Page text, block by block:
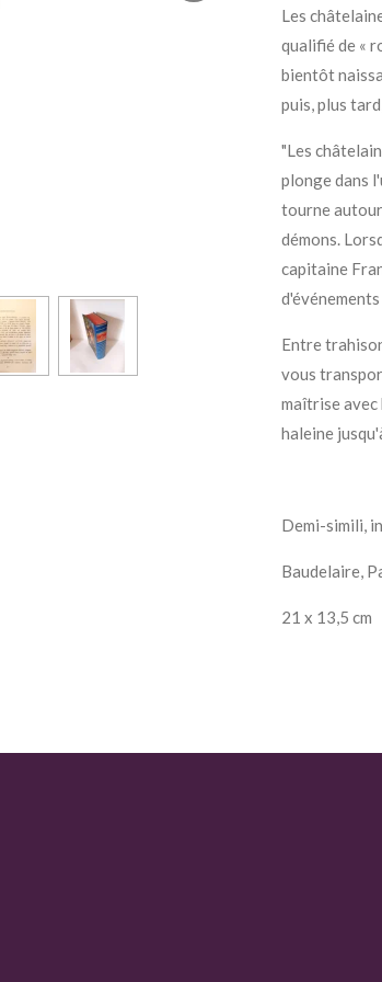
Les
qualifié de «
bientôt
puis, plus
"Les
plonge dans
tourne autour
démons.
capitaine
Entre
vous
maîtrise avec
haleine
Demi-simili,
Baudelaire,
21 x 13,5 cm